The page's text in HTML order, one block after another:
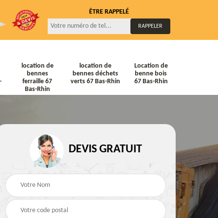
ÊTRE RAPPELÉ
location de
bennes
ferraille 67
Bas-Rhin
location de
bennes déchets
verts 67 Bas-Rhin
Location de
benne bois
67 Bas-Rhin
Location de bennes à
gravats 67 Bas-Rhin
Location de bennes
Tout venant 67 Bas-
DEVIS GRATUIT